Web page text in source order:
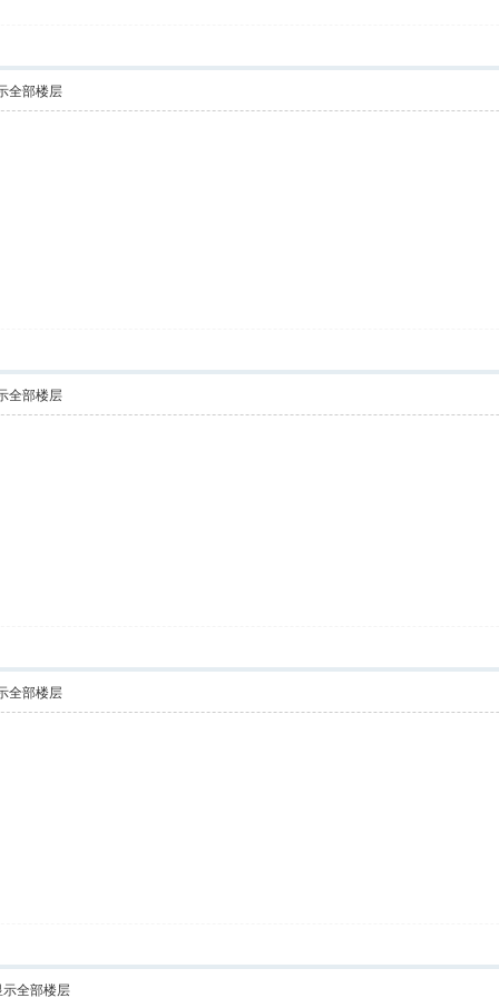
全部楼层
全部楼层
全部楼层
示全部楼层